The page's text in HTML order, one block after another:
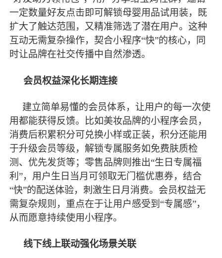
一定数量好友点击即可解锁母婴用品试用装，既
扩大了触达范围，又精准筛选了潜在用户。这种
互动无需复杂操作，契合小程序“快”的核心，同
时让品牌在社交传播中自然渗透。
会员权益深化长期连接
建立简单易懂的会员体系，让用户的每一次使
用都能获得反馈。比如美妆品牌的小程序会员，
消费后积累积分可兑换小样或正装，积分还能用
于升级会员等级，解锁专属服务如免费肤质检
测、优先发货等；零售品牌则推出“生日专属福
利”，用户生日当月可领取无门槛优惠券，结合
“快”的配送体验，刺激生日月消费。会员权益无
需复杂规则，重点在于让用户感受到“专属感”，
从而愿意持续使用小程序。
线下线上联动强化场景关联